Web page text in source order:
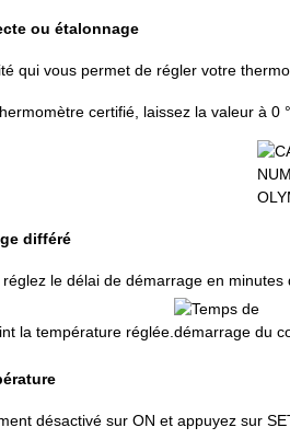
ou étalonnage
qui vous permet de régler votre
certifié, laissez la valeur à
différé
le délai de démarrage en
la température réglée.
désactivé sur ON et appuyez sur